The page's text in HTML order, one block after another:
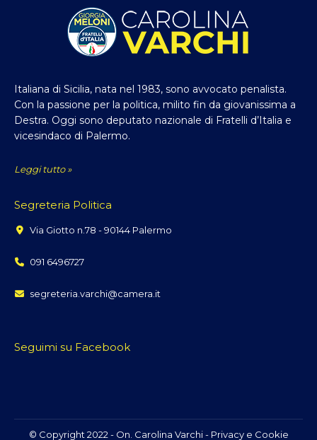
Italiana di Sicilia, nata nel 1983, sono avvocato penalista.
Con la passione per la politica, milito fin da giovanissima a
Destra. Oggi sono deputato nazionale di Fratelli d’Italia e
vicesindaco di Palermo.
Leggi tutto »
Segreteria Politica
Via Giotto n.78 - 90144 Palermo
091 6496727
segreteria.varchi@camera.it
Seguimi su Facebook
© Copyright 2022 - On. Carolina Varchi - Privacy e Cookie